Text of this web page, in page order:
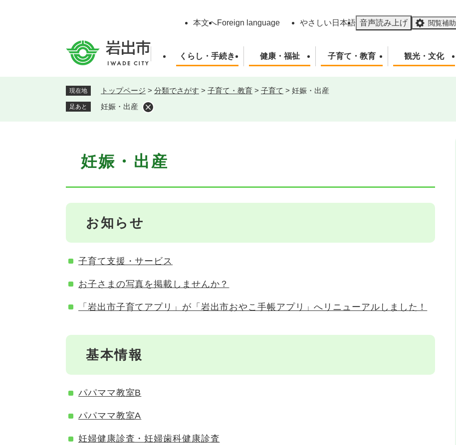
本文へForeign language やさしい日本語 音声読み上げ 閲覧補助
くらし・手続き 健康・福祉 子育て・教育 観光・文化
現在地 トップページ > 分類でさがす > 子育て・教育 > 子育て > 妊娠・出産
足あと 妊娠・出産
妊娠・出産
お知らせ
子育て支援・サービス
お子さまの写真を掲載しませんか？
「岩出市子育てアプリ」が「岩出市おやこ手帳アプリ」へリニューアルしました！
基本情報
パパママ教室B
パパママ教室A
妊婦健康診査・妊婦歯科健康診査